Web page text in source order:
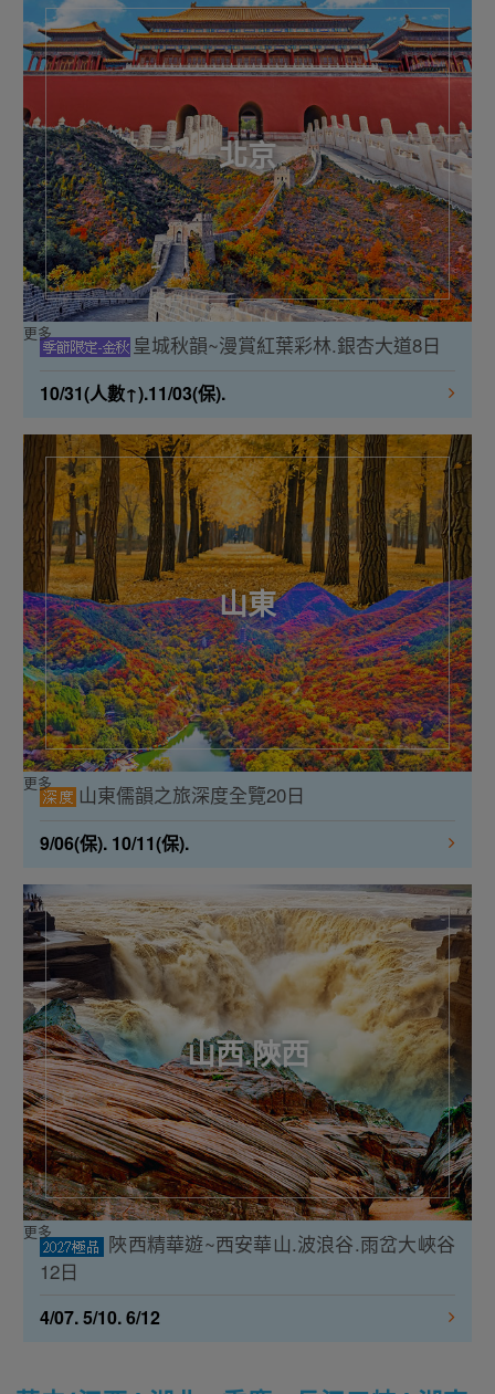
北京
皇城秋韻~漫賞紅葉彩林.銀杏大道8日
10/31(人數↑).11/03(保).
更多
山東
山東儒韻之旅深度全覽20日
9/06(保). 10/11(保).
更多
山西.陝西
陜西精華遊~西安華山.波浪谷.雨岔大峽谷
12日
4/07. 5/10. 6/12
更多